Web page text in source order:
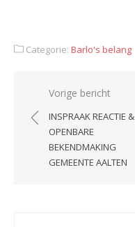
Categorie: Barlo's belang
Bericht
navigatie
Vorige bericht
INSPRAAK REACTIE &
OPENBARE
BEKENDMAKING
GEMEENTE AALTEN